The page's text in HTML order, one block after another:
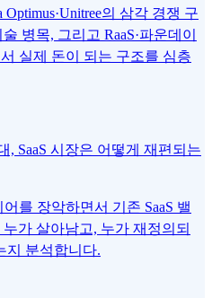
의 삼각 경쟁 구
병목, 그리고 RaaS·파운데이
실제 돈이 되는 구조를 심층
, SaaS 시장은 어떻게 재편되는
를 장악하면서 기존 SaaS 밸
가 살아남고, 누가 재정의되
지 분석합니다.